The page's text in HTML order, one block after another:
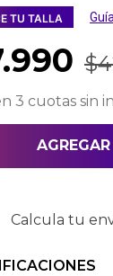
TU TALLA
.990 $
3 cuotas sin
Calcula tu